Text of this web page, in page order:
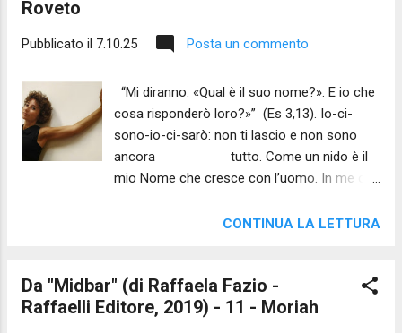
Roveto
Pubblicato il 7.10.25 Posta un commento
“Mi diranno: «Qual è il suo nome?». E io che
cosa risponderò loro?»” (Es 3,13). Io-ci-
sono-io-ci-sarò: non ti lascio e non sono
ancora tutto. Come un nido è il
mio Nome che cresce con l’uomo. In me c’è
Torna se vuoi. Se puoi spicca il volo. Se
Chiamare qualcuno significa creare un
legame. L'uomo, da sempre, tenta di gettare
CONTINUA LA LETTURA
Da "Midbar" (di Raffaela Fazio -
Raffaelli Editore, 2019) - 11 - Moriah